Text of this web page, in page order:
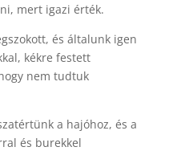
mert igazi érték.
és általunk igen
kékre festett
nem tudtuk
a hajóhoz, és a
és burekkel